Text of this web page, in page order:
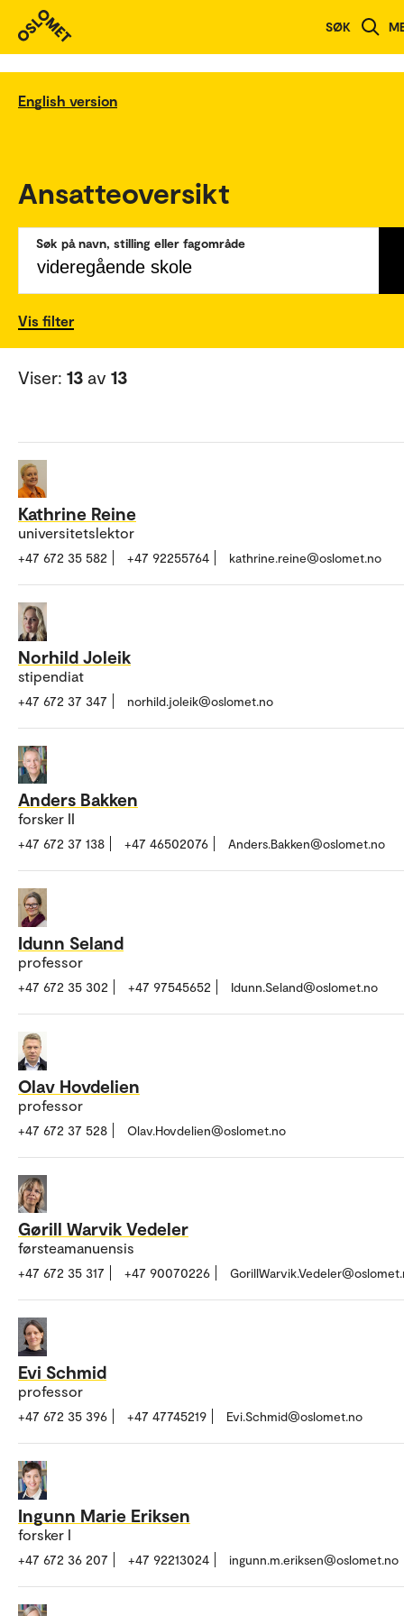
SØK
English version
Ansatteoversikt
Søk på navn, stilling eller fagområde
Vis filter
Viser: 13 av 13
Kathrine Reine
universitetslektor
+47 672 35 582 +47 92255764 kathrine.reine@oslomet.no
Norhild Joleik
stipendiat
+47 672 37 347 norhild.joleik@oslomet.no
Anders Bakken
forsker II
+47 672 37 138 +47 46502076 Anders.Bakken@oslomet.no
Idunn Seland
professor
+47 672 35 302 +47 97545652 Idunn.Seland@oslomet.no
Olav Hovdelien
professor
+47 672 37 528 Olav.Hovdelien@oslomet.no
Gørill Warvik Vedeler
førsteamanuensis
+47 672 35 317 +47 90070226
Evi Schmid
professor
+47 672 35 396 +47 47745219 Evi.Schmid@oslomet.no
Ingunn Marie Eriksen
forsker I
+47 672 36 207 +47 92213024 ingunn.m.eriksen@oslomet.no